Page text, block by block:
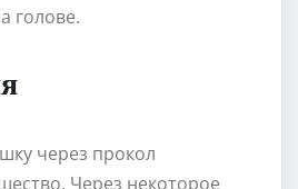
голове.
через прокол
Через некоторое